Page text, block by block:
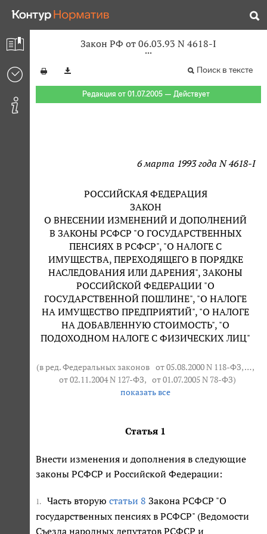
Закон РФ от 06.03.93 N 4618-I
Поиск в тексте
Редакция от 01.07.2005 — Действует
6 марта 1993 года N 4618-I
РОССИЙСКАЯ ФЕДЕРАЦИЯ
ЗАКОН
О ВНЕСЕНИИ ИЗМЕНЕНИЙ И ДОПОЛНЕНИЙ
В ЗАКОНЫ РСФСР "О ГОСУДАРСТВЕННЫХ
ПЕНСИЯХ В РСФСР", "О НАЛОГЕ С
ИМУЩЕСТВА, ПЕРЕХОДЯЩЕГО В ПОРЯДКЕ
НАСЛЕДОВАНИЯ ИЛИ ДАРЕНИЯ", ЗАКОНЫ
РОССИЙСКОЙ ФЕДЕРАЦИИ "О
ГОСУДАРСТВЕННОЙ ПОШЛИНЕ", "О НАЛОГЕ
НА ИМУЩЕСТВО ПРЕДПРИЯТИЙ", "О НАЛОГЕ
НА ДОБАВЛЕННУЮ СТОИМОСТЬ", "О
ПОДОХОДНОМ НАЛОГЕ С ФИЗИЧЕСКИХ ЛИЦ"
(в ред. Федеральных законов от 05.08.2000 N 118-ФЗ, … ,
от 02.11.2004 N 127-ФЗ, от 01.07.2005 N 78-ФЗ)
показать все
Статья 1
Внести изменения и дополнения в следующие
законы РСФСР и Российской Федерации:
1. Часть вторую статьи 8 Закона РСФСР "О
государственных пенсиях в РСФСР" (Ведомости
Съезда народных депутатов РСФСР и